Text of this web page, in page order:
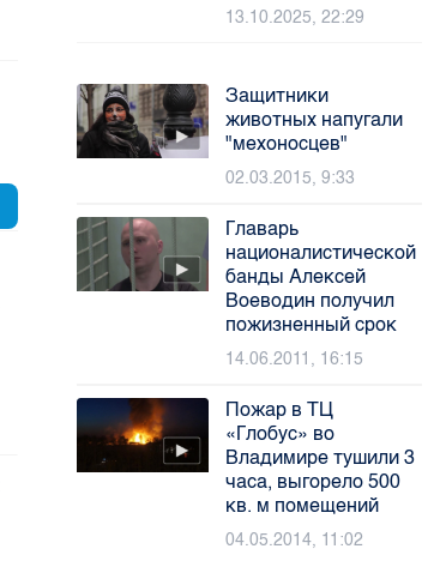
13.10.2025, 22:29
Защитники
животных напугали
"мехоносцев"
02.03.2015, 9:33
Главарь
националистической
банды Алексей
Воеводин получил
пожизненный срок
14.06.2011, 16:15
Пожар в ТЦ
«Глобус» во
Владимире тушили 3
часа, выгорело 500
кв. м помещений
04.05.2014, 11:02